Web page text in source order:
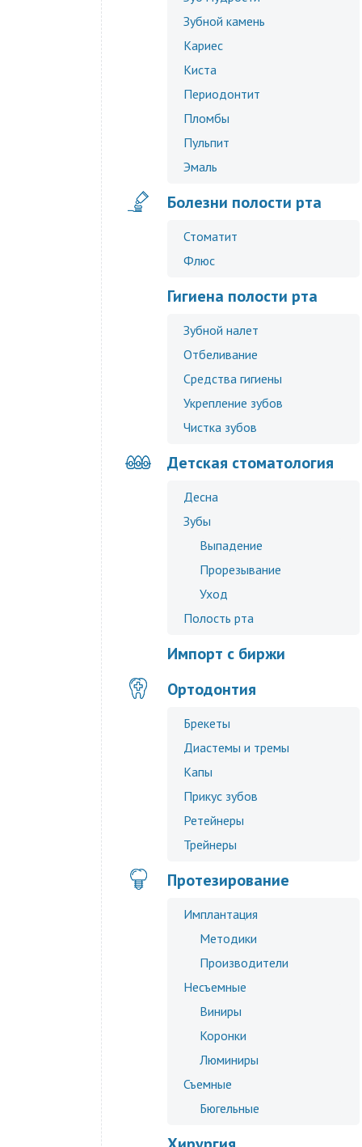
Зубной камень
Кариес
Киста
Периодонтит
Пломбы
Пульпит
Эмаль
Болезни полости рта
Стоматит
Флюс
Гигиена полости рта
Зубной налет
Отбеливание
Средства гигиены
Укрепление зубов
Чистка зубов
Детская стоматология
Десна
Зубы
Выпадение
Прорезывание
Уход
Полость рта
Импорт с биржи
Ортодонтия
Брекеты
Диастемы и тремы
Капы
Прикус зубов
Ретейнеры
Трейнеры
Протезирование
Имплантация
Методики
Производители
Несъемные
Виниры
Коронки
Люминиры
Съемные
Бюгельные